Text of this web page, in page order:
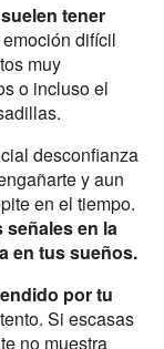
tener
difícil
muy
o incluso el
desconfianza
y aun
en el tiempo.
en la
en tus sueños.
por tu
Si escasas
no muestra